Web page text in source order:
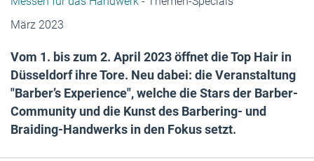
März 2023
Vom 1. bis zum 2. April 2023 öffnet die Top Hair in
Düsseldorf ihre Tore. Neu dabei: die Veranstaltung
"Barber’s Experience", welche die Stars der Barber-
Community und die Kunst des Barbering- und
Braiding-Handwerks in den Fokus setzt.